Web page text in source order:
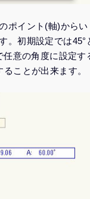
ポイント(軸)からい
。初期設定では45°
任意の角度に設定す
ことが出来ます。